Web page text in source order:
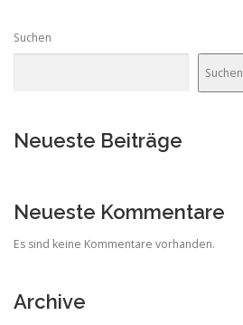
Suchen
Suchen
Neueste Beiträge
Neueste Kommentare
Es sind keine Kommentare vorhanden.
Archive